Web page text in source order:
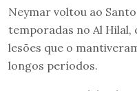
Neymar voltou ao
temporadas no Al Hilal,
lesões que o
longos períodos.